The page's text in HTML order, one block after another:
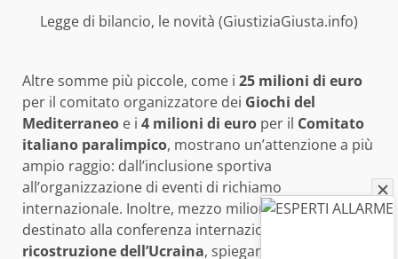
Legge di bilancio, le novità (GiustiziaGiusta.info)
Altre somme più piccole, come i 25 milioni di euro
per il comitato organizzatore dei Giochi del
Mediterraneo e i 4 milioni di euro per il Comitato
italiano paralimpico, mostrano un’attenzione a più
ampio raggio: dall’inclusione sportiva
all’organizzazione di eventi di richiamo
internazionale. Inoltre, mezzo milione di euro è
destinato alla conferenza internazionale per la
ricostruzione dell’Ucraina, spiegando il ruolo attivo